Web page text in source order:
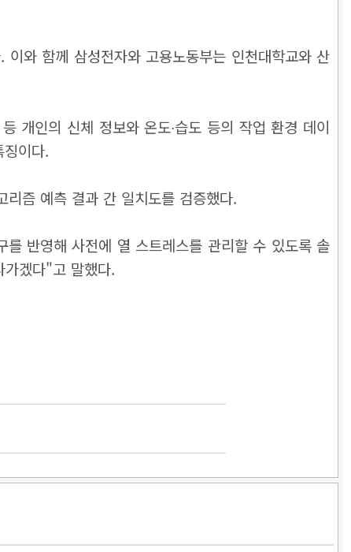
와 함께 삼성전자와 고용노동부는 인천대학교와 산
개인의 신체 정보와 온도∙습도 등의 작업 환경 데이
이다.
즘 예측 결과 간 일치도를 검증했다.
반영해 사전에 열 스트레스를 관리할 수 있도록 솔
겠다"고 말했다.